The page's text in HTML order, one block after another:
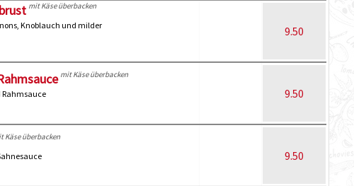
mit Käse überbacken
Knoblauch und milder
9.50
mit Käse überbacken
9.50
Käse überbacken
9.50